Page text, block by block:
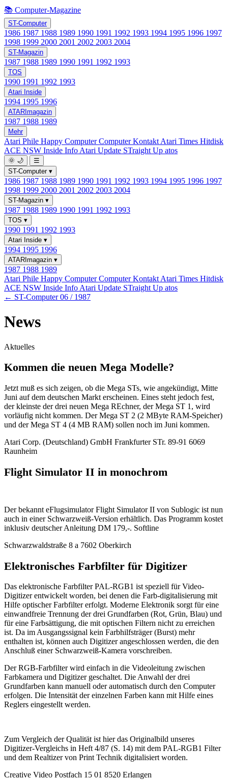
📚 Computer-Magazine
ST-Computer
1986 1987 1988 1989 1990 1991 1992 1993 1994 1995 1996 1997
1998 1999 2000 2001 2002 2003 2004
ST-Magazin
1987 1988 1989 1990 1991 1992 1993
TOS
1990 1991 1992 1993
Atari Inside
1994 1995 1996
ATARImagazin
1987 1988 1989
Mehr
Atari Phile Happy ComputerComputer Kontakt Atari Times Hitdisk
ACE NSW Inside Info Atari Update STraight Up atos
🌞 🌙
☰
ST-Computer ▾
1986 1987 1988 1989 1990 1991 1992 1993 1994 1995 1996 1997
1998 1999 2000 2001 2002 2003 2004
ST-Magazin ▾
1987 1988 1989 1990 1991 1992 1993
TOS ▾
1990 1991 1992 1993
Atari Inside ▾
1994 1995 1996
ATARImagazin ▾
1987 1988 1989
Atari Phile Happy ComputerComputer Kontakt Atari Times Hitdisk
ACE NSW Inside Info Atari Update STraight Up atos
← ST-Computer 06 / 1987
News
Aktuelles
Kommen die neuen Mega Modelle?
Jetzt muß es sich zeigen, ob die Mega STs, wie angekündigt, Mitte
Juni auf dem deutschen Markt erscheinen. Eines steht jedoch fest,
der kleinste der drei neuen Mega REchner, der Mega ST 1, wird
vorläufig nicht kommen. Der Mega ST 2 (2 MByte RAM-Speicher)
und der Mega ST 4 (4 MB RAM) sollen noch im Juni kommen.
Atari Corp. (Deutschland) GmbH Frankfurter STr. 89-91 6069
Raunheim
Flight Simulator II in monochrom
Der bekannt eFlugsimulator Flight Simulator II von Sublogic ist nun
auch in einer Schwarzweiß-Version erhältlich. Das Programm kostet
inklusiv deutscher Anleitung DM 179,-. Softline
Schwarzwaldstraße 8 a 7602 Oberkirch
Elektronisches Farbfilter für Digitizer
Das elektronische Farbfilter PAL-RGB1 ist speziell für Video-
Digitizer entwickelt worden, bei denen die Farb-digitalisierung mit
Hilfe optischer Farbfilter erfolgt. Moderne Elektronik sorgt für eine
einwandfreie Trennung der drei Grundfarben (Rot, Grün, Blau) und
für eine Farbsättigung, die mit optischen Filtern nicht zu erreichen
ist. Da im Ausgangssignal kein Farbhilfsträger (Burst) mehr
enthalten ist, können auch Digitizer angeschlossen werden, die den
Anschluß einer Schwarzweiß-Kamera vorschreiben.
Der RGB-Farbfilter wird einfach in die Videoleitung zwischen
Farbkamera und Digitizer geschaltet. Die Anwahl der drei
Grundfarben kann manuell oder automatisch durch den Computer
erfolgen. Die Intensität der einzelnen Farben kann mit Hilfe eines
Reglers eingestellt werden.
Zum Vergleich der Qualität ist hier das Originalbild unseres
Digitizer-Vergleichs in Heft 4/87 (S. 14) mit dem PAL-RGB1 Filter
und dem Realtizer von Print Technik digitalisiert worden.
Creative Video Postfach 15 01 8520 Erlangen